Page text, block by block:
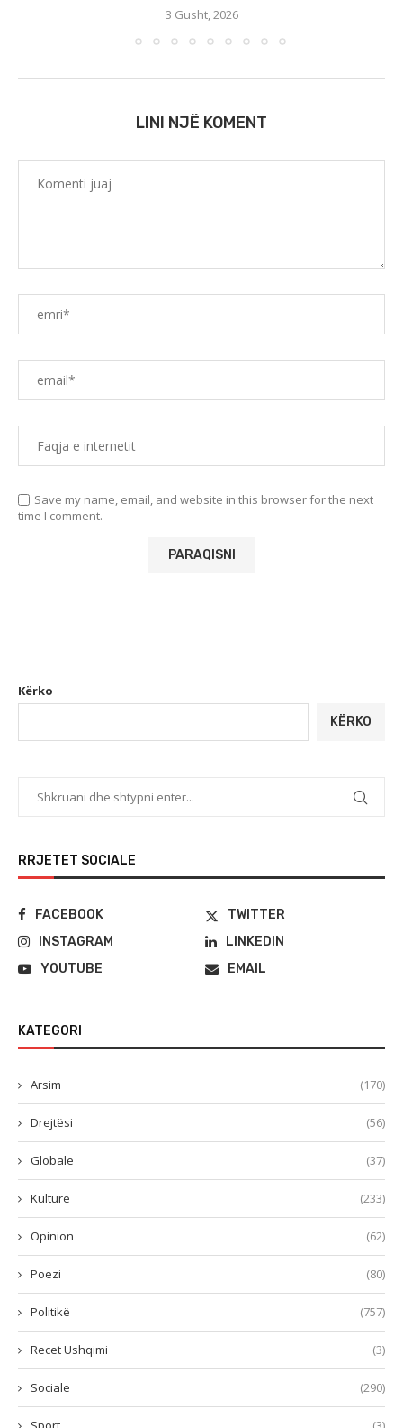
3 Gusht, 2026
LINI NJË KOMENT
Save my name, email, and website in this browser for the next
time I comment.
Kërko
KËRKO
RRJETET SOCIALE
FACEBOOK
TWITTER
INSTAGRAM
LINKEDIN
YOUTUBE
EMAIL
KATEGORI
Arsim (170)
Drejtësi (56)
Globale (37)
Kulturë (233)
Opinion (62)
Poezi (80)
Politikë (757)
Recet Ushqimi (3)
Sociale (290)